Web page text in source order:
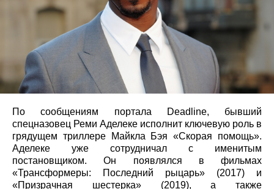
По сообщениям портала Deadline, бывший
спецназовец Реми Аделеке исполнит ключевую роль в
грядущем триллере Майкла Бэя «Скорая помощь».
Аделеке уже сотрудничал с именитым
постановщиком. Он появлялся в фильмах
«Трансформеры: Последний рыцарь» (2017) и
«Призрачная шестерка» (2019), а также